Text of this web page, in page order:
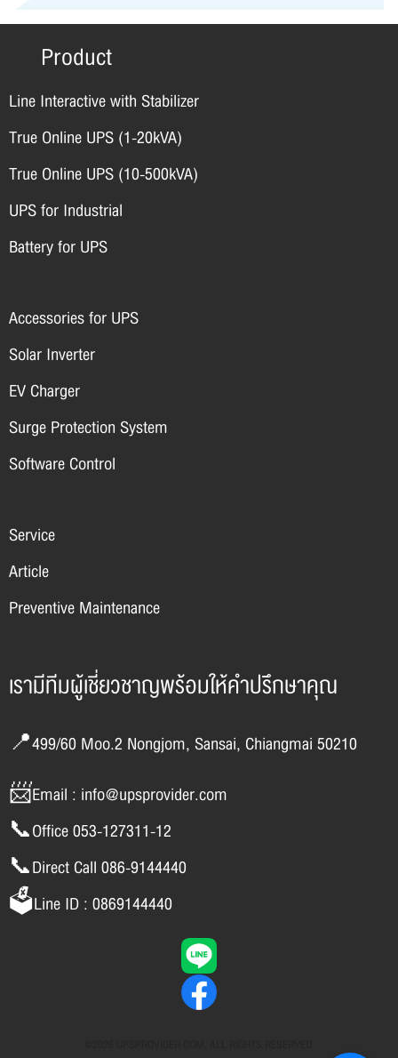
Product
Line Interactive with Stabilizer
True Online UPS (1-20kVA)
True Online UPS (10-500kVA)
UPS for Industrial
Battery for UPS
Accessories for UPS
Solar Inverter
EV Charger
Surge Protection System
Software Control
Service
Article
Preventive Maintenance
เรามีทีมผู้เชี่ยวชาญพร้อมให้คำปรึกษาคุณ
📍499/60 Moo.2 Nongjom, Sansai, Chiangmai 50210
📨Email : info@upsprovider.com
📞Office 053-127311-12
📞Direct Call 086-9144440
🗳️Line ID : 0869144440